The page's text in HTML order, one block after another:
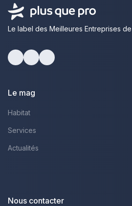
Le label des Meilleures Entreprises
Le mag
Habitat
Services
Actualités
Nous contacter